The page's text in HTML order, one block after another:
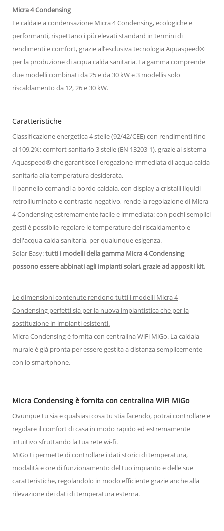
Micra 4 Condensing
Le caldaie a condensazione Micra 4 Condensing, ecologiche e
performanti, rispettano i più elevati standard in termini di
rendimenti e comfort, grazie all’esclusiva tecnologia Aquaspeed®
per la produzione di acqua calda sanitaria. La gamma comprende
due modelli combinati da 25 e da 30 kW e 3 modellis solo
riscaldamento da 12, 26 e 30 kW.
Caratteristiche
Classificazione energetica 4 stelle (92/42/CEE) con rendimenti fino
al 109,2%; comfort sanitario 3 stelle (EN 13203-1), grazie al sistema
Aquaspeed® che garantisce l'erogazione immediata di acqua calda
sanitaria alla temperatura desiderata.
Il pannello comandi a bordo caldaia, con display a cristalli liquidi
retroilluminato e contrasto negativo, rende la regolazione di Micra
4 Condensing estremamente facile e immediata: con pochi semplici
gesti è possibile regolare le temperature del riscaldamento e
dell'acqua calda sanitaria, per qualunque esigenza.
Solar Easy:tutti i modelli della gamma Micra 4 Condensing
possono essere abbinati agli impianti solari, grazie ad appositi kit.
Le dimensioni contenute rendono tutti i modelli Micra 4
Condensing perfetti sia per la nuova impiantistica che per la
sostituzione in impianti esistenti.
Micra Condensing è fornita con centralina WiFi MiGo. La caldaia
murale è già pronta per essere gestita a distanza semplicemente
con lo smartphone.
Micra Condensing è fornita con centralina WiFi MiGo
Ovunque tu sia e qualsiasi cosa tu stia facendo, potrai controllare e
regolare il comfort di casa in modo rapido ed estremamente
intuitivo sfruttando la tua rete wi-fi.
MiGo ti permette di controllare i dati storici di temperatura,
modalità e ore di funzionamento del tuo impianto e delle sue
caratteristiche, regolandolo in modo efficiente grazie anche alla
rilevazione dei dati di temperatura esterna.